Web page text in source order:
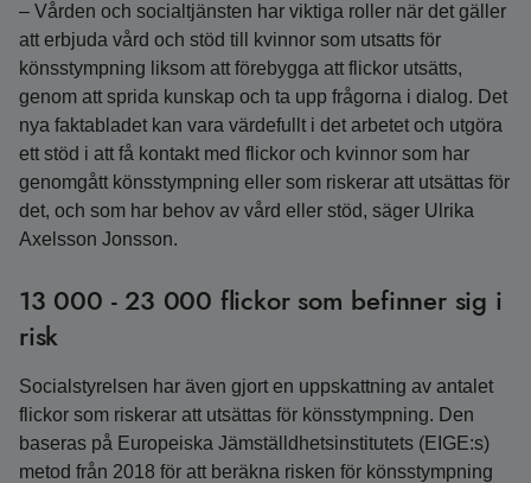
– Vården och socialtjänsten har viktiga roller när det gäller
att erbjuda vård och stöd till kvinnor som utsatts för
könsstympning liksom att förebygga att flickor utsätts,
genom att sprida kunskap och ta upp frågorna i dialog. Det
nya faktabladet kan vara värdefullt i det arbetet och utgöra
ett stöd i att få kontakt med flickor och kvinnor som har
genomgått könsstympning eller som riskerar att utsättas för
det, och som har behov av vård eller stöd, säger Ulrika
Axelsson Jonsson.
13 000 - 23 000 flickor som befinner sig i
risk
Socialstyrelsen har även gjort en uppskattning av antalet
flickor som riskerar att utsättas för könsstympning. Den
baseras på Europeiska Jämställdhetsinstitutets (EIGE:s)
metod från 2018 för att beräkna risken för könsstympning